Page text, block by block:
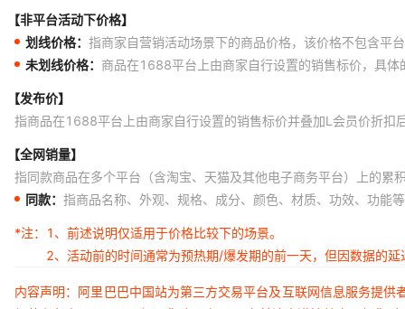
【非平台活动下价格】
划线价格： 指商家自营销活动场景下的商品价格，该价格不包含平
未划线价格： 商品在1688平台上由商家自行设置的销售标价，具
【发布价】
指商品在1688平台上由商家自行设置的销售标价并叠加L会员价折扣
【全网销量】
指同款商品在多个平台（含淘宝、天猫及其他电子商务平台）上的累
同款： 指商品名称、外观、规格、成分、颜色、材质、功效、功能
*注：
1、前述说明仅适用于价格比较下的场景。
2、活动前的时间通常为预热期/爆发期的前一天，但因数据的
内容声明：阿里巴巴中国站为第三方交易平台及互联网信息服务提